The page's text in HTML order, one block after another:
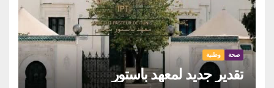
صحة وطنية
تقدير جديد لمعهد باستور